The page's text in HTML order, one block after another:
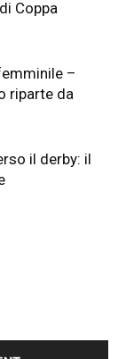
Coppa
–
riparte da
il derby: il